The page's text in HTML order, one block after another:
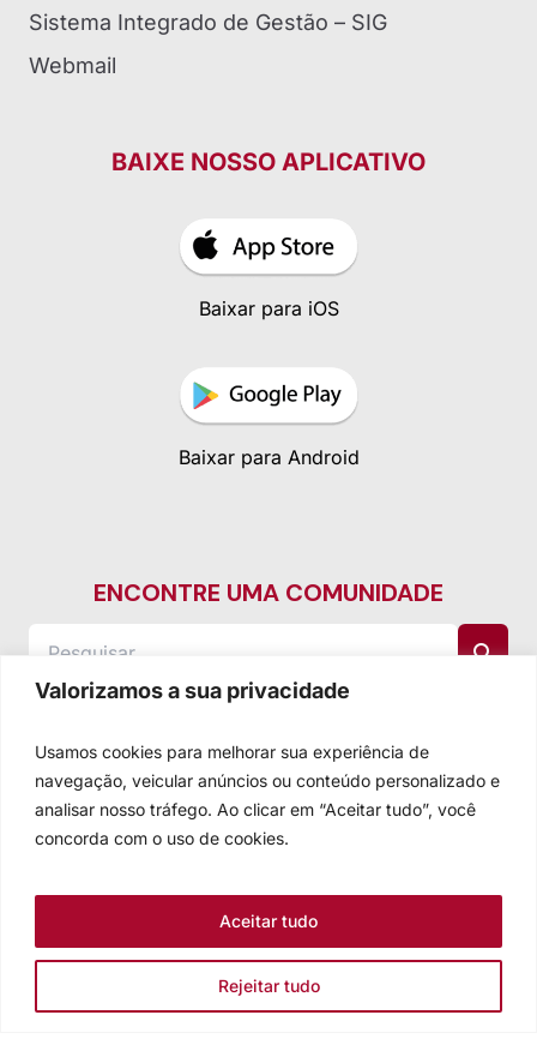
Valorizamos a sua privacidade
Usamos cookies para melhorar sua experiência de
navegação, veicular anúncios ou conteúdo personalizado e
analisar nosso tráfego. Ao clicar em “Aceitar tudo”, você
concorda com o uso de cookies.
Rejeitar tudo
Aceitar tudo
Sistema Integrado de Gestão – SIG
Webmail
BAIXE NOSSO APLICATIVO
Baixar para iOS
Baixar para Android
ENCONTRE UMA COMUNIDADE